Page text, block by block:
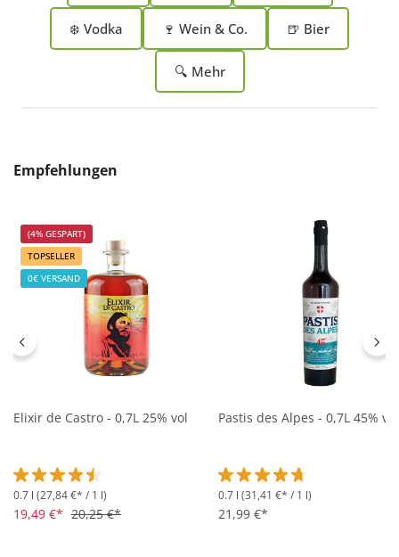
❄️ Vodka 🍷 Wein & Co. 🍺 Bier
🔍 Mehr
Produktgalerie überspringen
Empfehlungen
(4% GESPART)
TOPSELLER
0€ VERSAND
Elixir de Castro - 0,7L 25% vol
Durchschnittliche Bewertung von 4.5 von 5 Sternen
0.7 l (27,84 €* / 1 l)
19,49 €* 20,25 €*
Pastis des Alpes - 0,7L 45% vol
Durchschnittliche
0.7 l (31,41 €* / 1 l)
21,99 €*